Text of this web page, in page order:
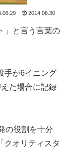
2014.06.30
」と言う言葉の
手が6イニング
た場合に記録
の役割を十分
クオリティスタ